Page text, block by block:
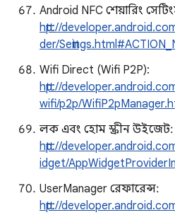
Android NFC শেয়ারিং
http://
der/
Wifi Direct (Wifi P2P):
http://
wifi/p2p/
লক এবং হোম স্ক্রীন উইজেট:
http://
idget/
UserManager রেফারেন্স:
http://